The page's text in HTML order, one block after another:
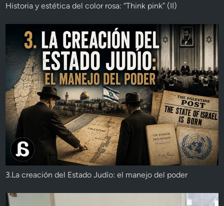
Historia y estética del color rosa: “Think pink” (II)
3.La creación del Estado Judío: el manejo del poder